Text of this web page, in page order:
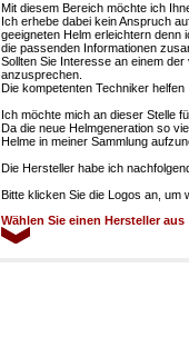
Mit diesem Bereich möchte ich
Ich erhebe dabei kein Anspruch
geeigneten Helm erleichtern
die passenden Informationen
Sollten Sie Interesse an einem
anzusprechen.
Die kompetenten Techniker
Ich möchte mich an dieser Stelle
Da die neue Helmgeneration so
Helme in meiner Sammlung
Die Hersteller habe ich
Bitte klicken Sie die Logos an, um
Wählen Sie einen Hersteller aus